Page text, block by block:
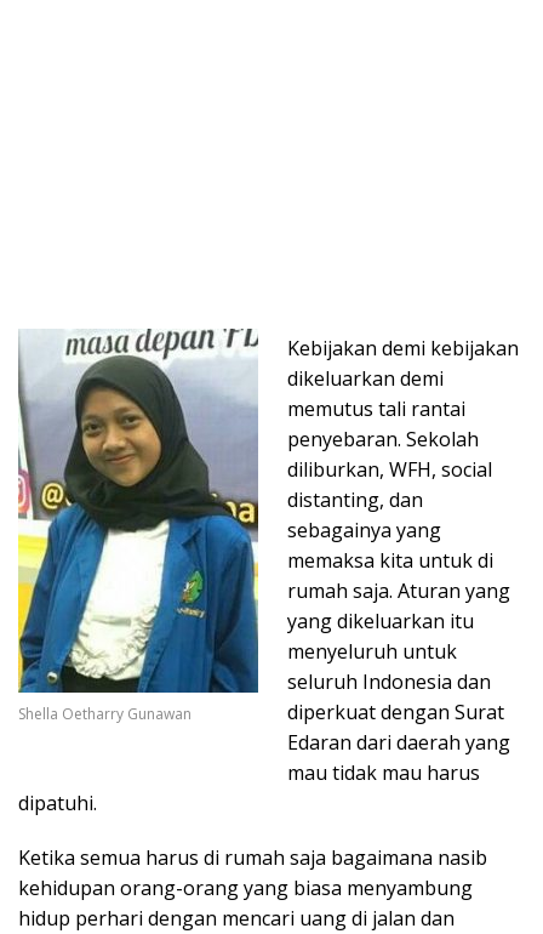
Shella Oetharry Gunawan
Kebijakan demi kebijakan
dikeluarkan demi
memutus tali rantai
penyebaran. Sekolah
diliburkan, WFH, social
distanting, dan
sebagainya yang
memaksa kita untuk di
rumah saja. Aturan yang
yang dikeluarkan itu
menyeluruh untuk
seluruh Indonesia dan
diperkuat dengan Surat
Edaran dari daerah yang
mau tidak mau harus
dipatuhi.
Ketika semua harus di rumah saja bagaimana nasib
kehidupan orang-orang yang biasa menyambung
hidup perhari dengan mencari uang di jalan dan